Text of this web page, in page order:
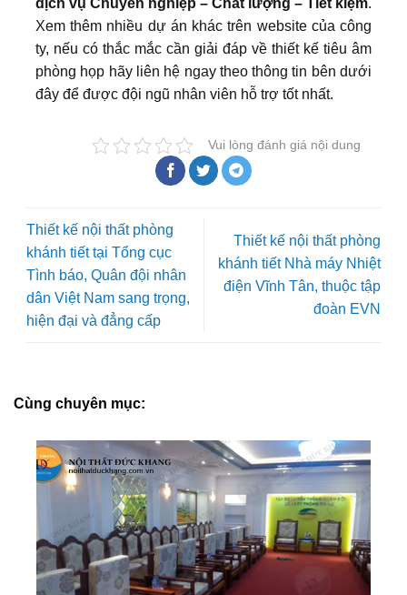
dịch vụ Chuyên nghiệp – Chất lượng – Tiết kiệm.
Xem thêm nhiều dự án khác trên website của công
ty, nếu có thắc mắc cần giải đáp về thiết kế tiêu âm
phòng họp hãy liên hệ ngay theo thông tin bên dưới
đây để được đội ngũ nhân viên hỗ trợ tốt nhất.
Vui lòng đánh giá nội dung
Thiết kế nội thất phòng
khánh tiết tại Tổng cục
Tình báo, Quân đội nhân
dân Việt Nam sang trọng,
hiện đại và đẳng cấp
Thiết kế nội thất phòng
khánh tiết Nhà máy Nhiệt
điện Vĩnh Tân, thuộc tập
đoàn EVN
Cùng chuyên mục: